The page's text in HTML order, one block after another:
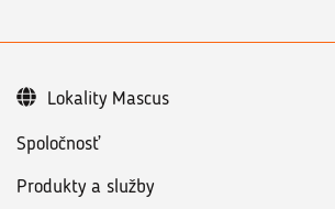
Spoločnosť
Produkty a služby
Lokality Mascus